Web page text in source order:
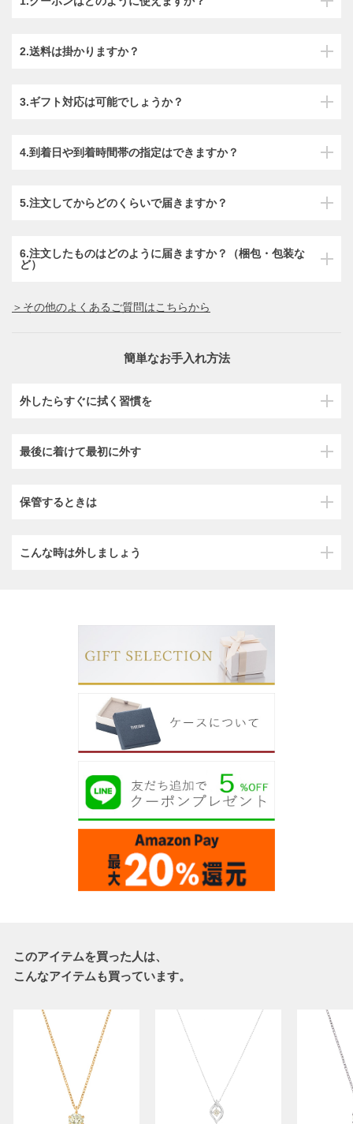
2.送料は掛かりますか？
3.ギフト対応は可能でしょうか？
4.到着日や到着時間帯の指定はできますか？
5.注文してからどのくらいで届きますか？
6.注文したものはどのように届きますか？（梱包・包装な
ど）
＞その他のよくあるご質問はこちらから
簡単なお手入れ方法
外したらすぐに拭く習慣を
最後に着けて最初に外す
保管するときは
こんな時は外しましょう
このアイテムを買った人は、
こんなアイテムも買っています。